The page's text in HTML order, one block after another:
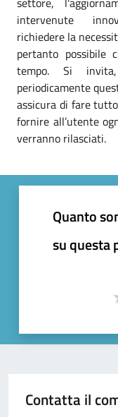
intervenute
richiedere la
pertanto possibile
tempo. Si
periodicamente
assicura di fare
fornire all’utente
verranno rilasciati.
Quanto
su questa
Contatta il